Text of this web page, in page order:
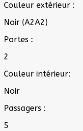
Couleur extérieur :
Noir (A2A2)
Portes :
2
Couleur intérieur:
Noir
Passagers :
5